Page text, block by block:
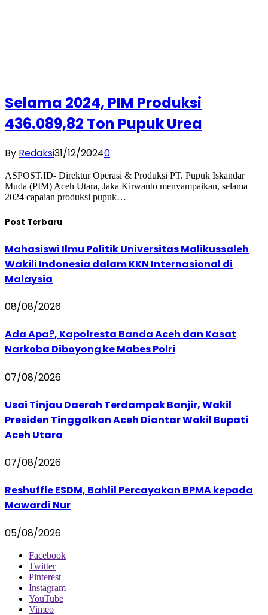
Selama 2024, PIM Produksi
436.089,82 Ton Pupuk Urea
By Redaksi31/12/20240
ASPOST.ID- Direktur Operasi & Produksi PT. Pupuk Iskandar
Muda (PIM) Aceh Utara, Jaka Kirwanto menyampaikan, selama
2024 capaian produksi pupuk…
Post Terbaru
Mahasiswi Ilmu Politik Universitas Malikussaleh
Wakili Indonesia dalam KKN Internasional di
Malaysia
08/08/2026
Ada Apa?, Kapolresta Banda Aceh dan Kasat
Narkoba Diboyong ke Mabes Polri
07/08/2026
Usai Tinjau Daerah Terdampak Banjir, Wakil
Presiden Tinggalkan Aceh Diantar Wakil Bupati
Aceh Utara
07/08/2026
Reshuffle ESDM, Bahlil Percayakan BPMA kepada
Mawardi Nur
05/08/2026
Facebook
Twitter
Pinterest
Instagram
YouTube
Vimeo